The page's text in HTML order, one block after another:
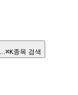
⌘K종목 검색